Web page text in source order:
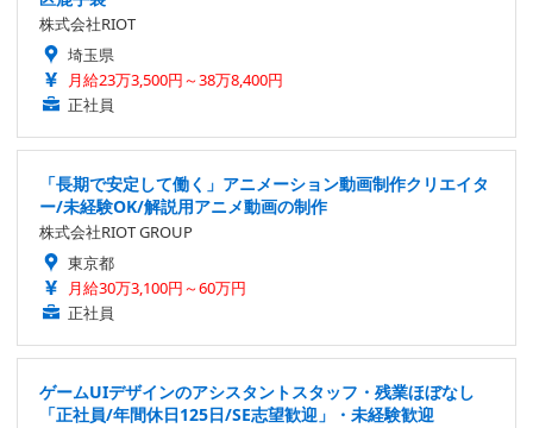
株式会社RIOT
埼玉県
月給23万3,500円～38万8,400円
正社員
「長期で安定して働く」アニメーション動画制作クリエイタ
ー/未経験OK/解説用アニメ動画の制作
株式会社RIOT GROUP
東京都
月給30万3,100円～60万円
正社員
ゲームUIデザインのアシスタントスタッフ・残業ほぼなし
「正社員/年間休日125日/SE志望歓迎」・未経験歓迎